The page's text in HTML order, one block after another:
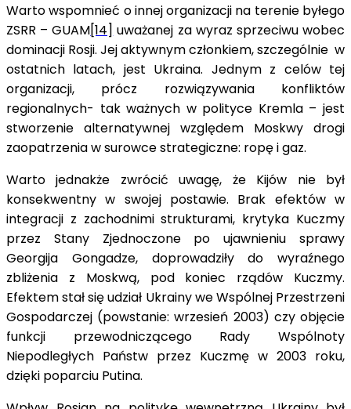
Warto wspomnieć o innej organizacji na terenie byłego
ZSRR – GUAM[14] uważanej za wyraz sprzeciwu wobec
dominacji Rosji. Jej aktywnym członkiem, szczególnie w
ostatnich latach, jest Ukraina. Jednym z celów tej
organizacji, prócz rozwiązywania konfliktów
regionalnych- tak ważnych w polityce Kremla – jest
stworzenie alternatywnej względem Moskwy drogi
zaopatrzenia w surowce strategiczne: ropę i gaz.
Warto jednakże zwrócić uwagę, że Kijów nie był
konsekwentny w swojej postawie. Brak efektów w
integracji z zachodnimi strukturami, krytyka Kuczmy
przez Stany Zjednoczone po ujawnieniu sprawy
Georgija Gongadze, doprowadziły do wyraźnego
zbliżenia z Moskwą, pod koniec rządów Kuczmy.
Efektem stał się udział Ukrainy we Wspólnej Przestrzeni
Gospodarczej (powstanie: wrzesień 2003) czy objęcie
funkcji przewodniczącego Rady Wspólnoty
Niepodległych Państw przez Kuczmę w 2003 roku,
dzięki poparciu Putina.